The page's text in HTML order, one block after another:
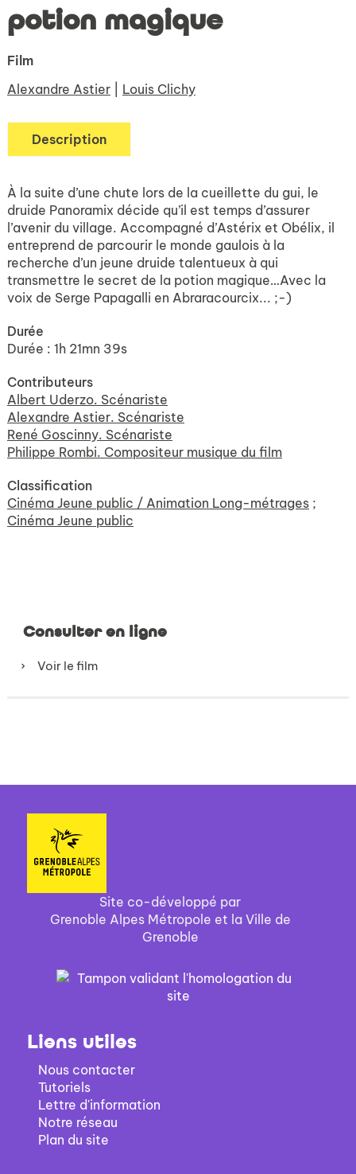
potion magique
Film
Alexandre Astier
Louis Clichy
Description
À la suite d’une chute lors de la cueillette du gui, le
druide Panoramix décide qu’il est temps d’assurer
l’avenir du village. Accompagné d’Astérix et Obélix, il
entreprend de parcourir le monde gaulois à la
recherche d’un jeune druide talentueux à qui
transmettre le secret de la potion magique…Avec la
voix de Serge Papagalli en Abraracourcix... ;-)
Durée
Durée : 1h 21mn 39s
Contributeurs
Albert Uderzo. Scénariste
Alexandre Astier. Scénariste
René Goscinny. Scénariste
Philippe Rombi. Compositeur musique du film
Classification
Cinéma Jeune public / Animation Long-métrages ;
Cinéma Jeune public
Consulter en ligne
Voir le film
Site co-développé par
Grenoble Alpes Métropole et la Ville de
Grenoble
Liens utiles
Nous contacter
Tutoriels
Lettre d'information
Notre réseau
Plan du site